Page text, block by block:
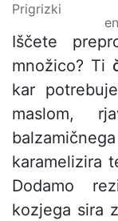
Prigrizki
Iščete
množico? Ti
kar
maslom,
karamelizira
Dodamo
kozjega sira